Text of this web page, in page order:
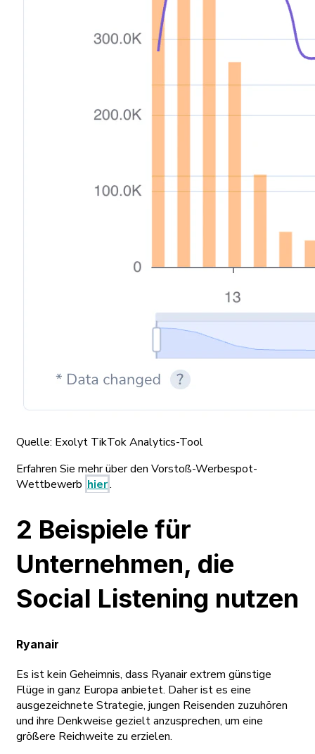
Quelle: Exolyt TikTok Analytics-Tool
Erfahren Sie mehr über den Vorstoß-Werbespot-
Wettbewerb hier.
2 Beispiele für
Unternehmen, die
Social Listening nutzen
Ryanair
Es ist kein Geheimnis, dass Ryanair extrem günstige
Flüge in ganz Europa anbietet. Daher ist es eine
ausgezeichnete Strategie, jungen Reisenden zuzuhören
und ihre Denkweise gezielt anzusprechen, um eine
größere Reichweite zu erzielen.